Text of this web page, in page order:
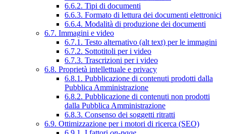
6.6.2. Tipi di documenti
6.6.3. Formato di lettura dei documenti elettronici
6.6.4. Modalità di produzione dei documenti
6.7. Immagini e video
6.7.1. Testo alternativo (alt text) per le immagini
6.7.2. Sottotitoli per i video
6.7.3. Trascrizioni per i video
6.8. Proprietà intellettuale e privacy
6.8.1. Pubblicazione di contenuti prodotti dalla
Pubblica Amministrazione
6.8.2. Pubblicazione di contenuti non prodotti
dalla Pubblica Amministrazione
6.8.3. Consenso dei soggetti ritratti
6.9. Ottimizzazione per i motori di ricerca (SEO)